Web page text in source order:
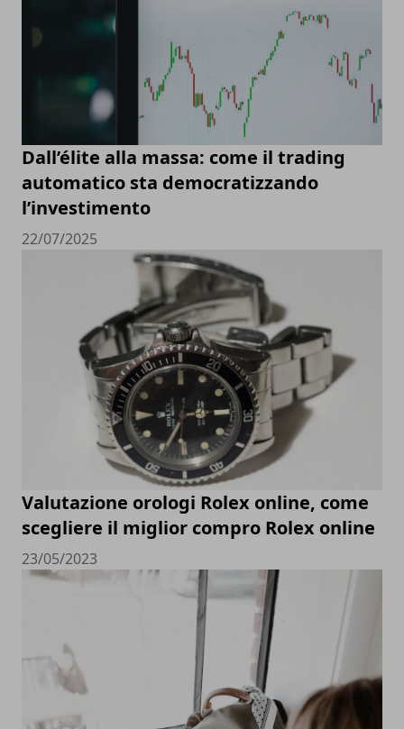
Dall’élite alla massa: come il trading
automatico sta democratizzando
l’investimento
22/07/2025
Valutazione orologi Rolex online, come
scegliere il miglior compro Rolex online
23/05/2023